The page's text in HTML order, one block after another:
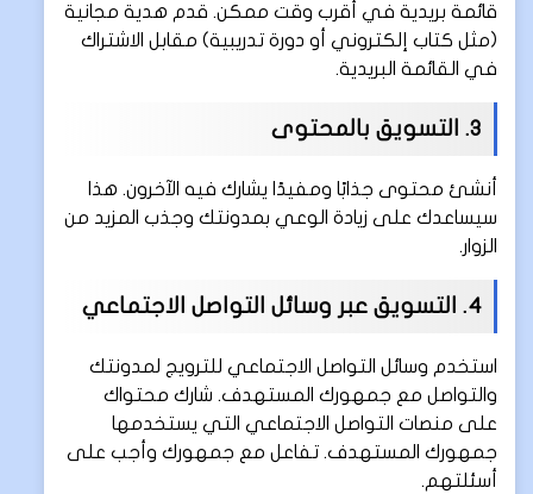
قائمة بريدية في أقرب وقت ممكن. قدم هدية مجانية
(مثل كتاب إلكتروني أو دورة تدريبية) مقابل الاشتراك
في القائمة البريدية.
3. التسويق بالمحتوى
أنشئ محتوى جذابًا ومفيدًا يشارك فيه الآخرون. هذا
سيساعدك على زيادة الوعي بمدونتك وجذب المزيد من
الزوار.
4. التسويق عبر وسائل التواصل الاجتماعي
استخدم وسائل التواصل الاجتماعي للترويج لمدونتك
والتواصل مع جمهورك المستهدف. شارك محتواك
على منصات التواصل الاجتماعي التي يستخدمها
جمهورك المستهدف. تفاعل مع جمهورك وأجب على
أسئلتهم.